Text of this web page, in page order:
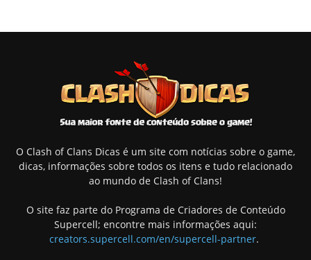
O Clash of Clans Dicas é um site com notícias sobre o game,
dicas, informações sobre todos os itens e tudo relacionado
ao mundo de Clash of Clans!
O site faz parte do Programa de Criadores de Conteúdo
Supercell; encontre mais informações aqui:
creators.supercell.com/en/supercell-partner.